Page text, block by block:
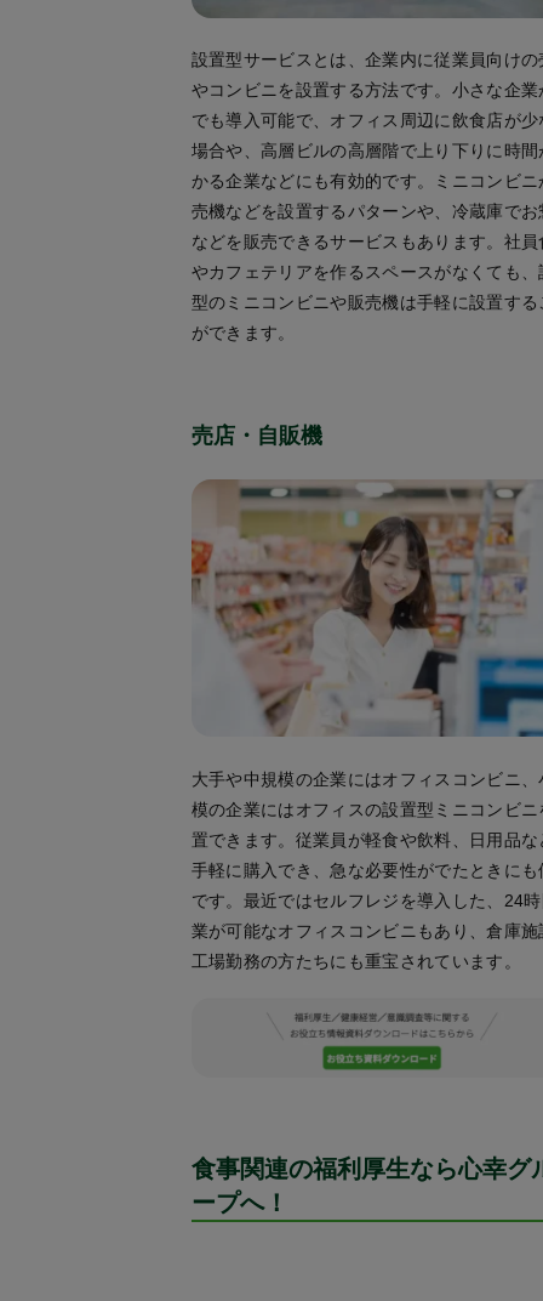
設置型サービスとは、企業内に従業員向けの
やコンビニを設置する方法です。小さな企業
でも導入可能で、オフィス周辺に飲食店が少
場合や、高層ビルの高層階で上り下りに時間
かる企業などにも有効的です。ミニコンビニ
売機などを設置するパターンや、冷蔵庫でお
などを販売できるサービスもあります。社員
やカフェテリアを作るスペースがなくても、
型のミニコンビニや販売機は手軽に設置する
ができます。
売店・自販機
大手や中規模の企業にはオフィスコンビニ、
模の企業にはオフィスの設置型ミニコンビニ
置できます。従業員が軽食や飲料、日用品な
手軽に購入でき、急な必要性がでたときにも
です。最近ではセルフレジを導入した、24
業が可能なオフィスコンビニもあり、倉庫施
工場勤務の方たちにも重宝されています。
食事関連の福利厚生なら心幸グ
ープへ！